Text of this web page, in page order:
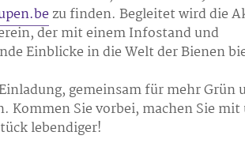
zu finden. Begleitet wird die
der mit einem Infostand und
Einblicke in die Welt der Bienen
gemeinsam für mehr Grün
Kommen Sie vorbei, machen Sie mit
lebendiger!